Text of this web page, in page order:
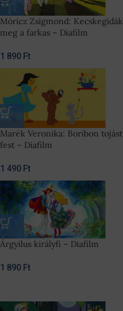
Móricz Zsigmond: Kecskegidák
meg a farkas – Diafilm
1 890 Ft
Marék Veronika: Boribon tojást
fest – Diafilm
1 490 Ft
Árgyilus királyfi – Diafilm
1 890 Ft